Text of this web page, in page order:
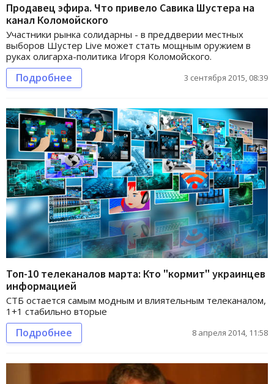
Продавец эфира. Что привело Савика Шустера на
канал Коломойского
Участники рынка солидарны - в преддверии местных
выборов Шустер Live может стать мощным оружием в
руках олигарха-политика Игоря Коломойского.
Подробнее 3 сентября 2015, 08:39
Топ-10 телеканалов марта: Кто "кормит" украинцев
информацией
СТБ остается самым модным и влиятельным телеканалом,
1+1 стабильно вторые
Подробнее 8 апреля 2014, 11:58